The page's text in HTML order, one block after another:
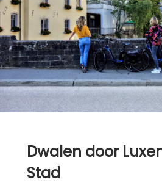
Dwalen door
Stad